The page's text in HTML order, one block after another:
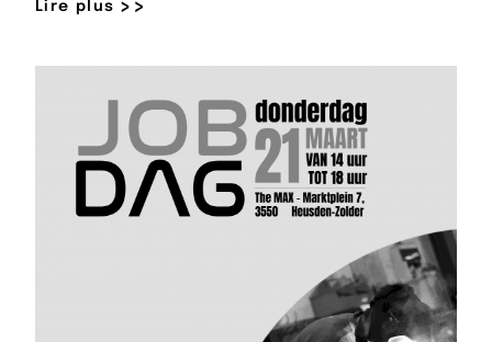
Lire plus